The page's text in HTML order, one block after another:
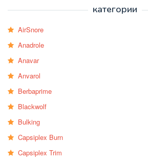
категории
AirSnore
Anadrole
Anavar
Anvarol
Berbaprime
Blackwolf
Bulking
Capsiplex Burn
Capsiplex Trim